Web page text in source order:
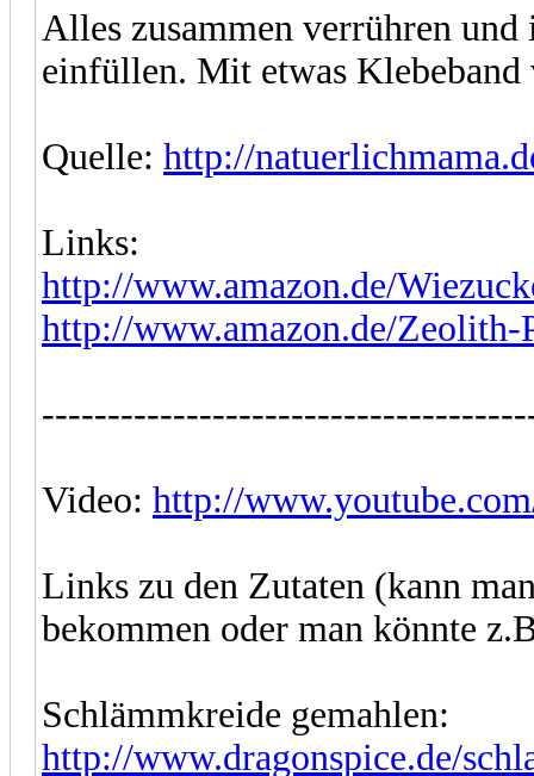
Alles zusammen verrühren und
einfüllen. Mit etwas Klebeband
Quelle: http://
Links:
http://www.amazon.de/
http://www.amazon.de/
Video: http://
Links zu den Zutaten (kann
bekommen oder man könnte
Schlämmkreide gemahlen:
http://www.dragonspice.de/